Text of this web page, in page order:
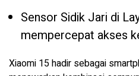
Sensor Sidik Jari di
mempercepat akses
Xiaomi 15 hadir sebagai